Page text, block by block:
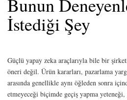
Bunun
İstediği Şey
Güçlü yapay zeka araçlarıyla bile bir
öneri değil. Ürün kararları, pazarlama
arasında genellikle aynı öğleden sonra
etmeyeceği biçimde geçiş yapma